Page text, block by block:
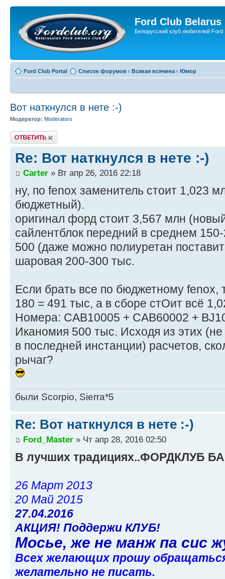
Ford Club Belarus
Белорусский клуб любителей Ford
Ford Club Portal Список форумов ‹ Всякая всячина ‹ Юмор
Вот наткнулся в нете :-)
Модератор: Moderators
Ответить
Re: Вот наткнулся в нете :-)
Carter » Вт апр 26, 2016 22:18
ну, по fenox заменитель стоит 1,023
бюджетный).
оригинал форд стоит 3,567 млн
сайлентблок передний в среднем
500 (даже можно полиуретан
шаровая 200-300 тыс.
Если брать все по бюджетному fenox,
180 = 491 тыс, а в сборе стОит всё
Номера: CAB10005 + CAB60002 +
Иканомия 500 тыс. Исходя из этих
в последней инстанции) расчетов,
рычаг?
были Scorpio, Sierra*5
Re: Вот наткнулся в нете :-)
Ford_Master » Чт апр 28, 2016 02:50
В лучших традициях..ФОРДКЛУБ
26 Март 2013
20 Май 2015
27.04.2016
АКЦИЯ! Поддержи КЛУБ!
Мосье, же не манж па сис
Всех желающих прошу
желательно не писать.